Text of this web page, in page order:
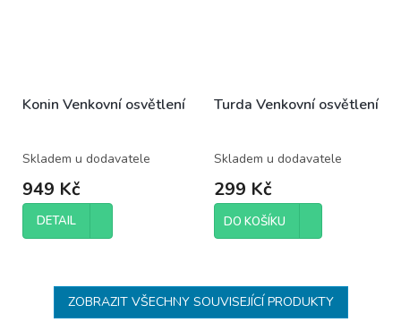
Konin Venkovní osvětlení
Skladem u dodavatele
949 Kč
DETAIL
Turda Venkovní osvětlení
Skladem u dodavatele
299 Kč
DO KOŠÍKU
ZOBRAZIT VŠECHNY SOUVISEJÍCÍ PRODUKTY